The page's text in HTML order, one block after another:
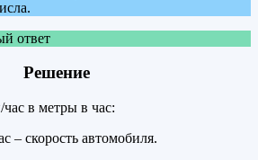
ответ
Решение
в метры в час:
– скорость автомобиля.